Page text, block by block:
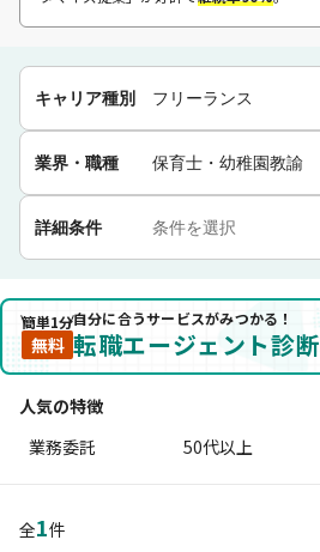
キャリア種別 フリーランス
業界・職種 保育士・幼稚園教諭
詳細条件 条件を選択
簡単1分
無料
自分に合うサービスがみつかる！
転職エージェント診断
人気の特徴
業務委託
50代以上
全1件